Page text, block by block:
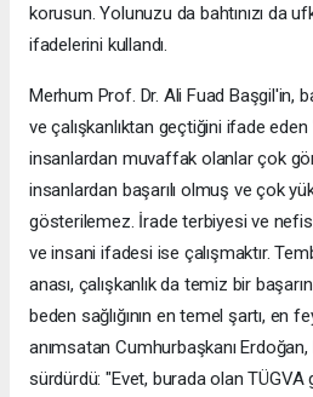
korusun. Yolunuzu da bahtınızı da
ifadelerini kullandı.
Merhum Prof. Dr. Ali Fuad Başgil'in,
ve çalışkanlıktan geçtiğini ifade
insanlardan muvaffak olanlar çok
insanlardan başarılı olmuş ve çok
gösterilemez. İrade terbiyesi ve
ve insani ifadesi ise çalışmaktır.
anası, çalışkanlık da temiz bir
beden sağlığının en temel şartı, en
anımsatan Cumhurbaşkanı
sürdürdü: "Evet, burada olan